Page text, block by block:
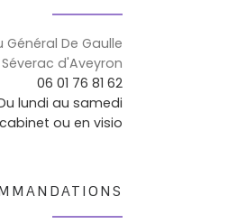
Général De Gaulle
Séverac d'Aveyron
06 01 76 81 62
lundi au samedi
ou en visio